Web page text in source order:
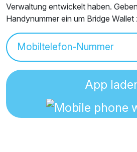
Verwaltung entwickelt haben.
Handynummer ein um Bridge
App